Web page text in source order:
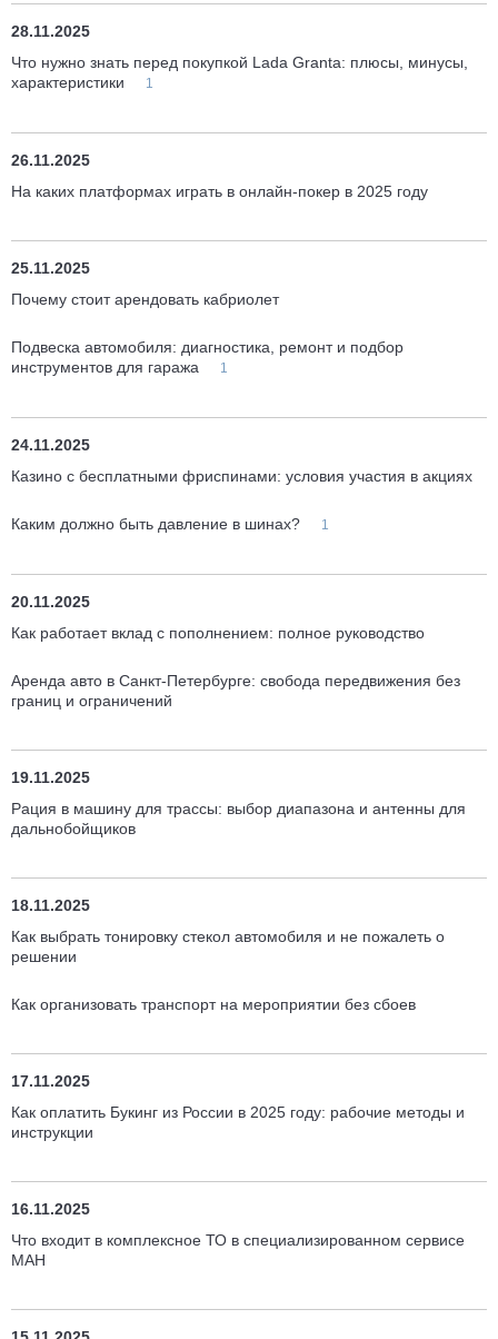
28.11.2025
Что нужно знать перед покупкой Lada Granta: плюсы, минусы,
характеристики
1
26.11.2025
На каких платформах играть в онлайн-покер в 2025 году
25.11.2025
Почему стоит арендовать кабриолет
Подвеска автомобиля: диагностика, ремонт и подбор
инструментов для гаража
1
24.11.2025
Казино с бесплатными фриспинами: условия участия в акциях
Каким должно быть давление в шинах? 1
20.11.2025
Как работает вклад с пополнением: полное руководство
Аренда авто в Санкт-Петербурге: свобода передвижения без
границ и ограничений
19.11.2025
Рация в машину для трассы: выбор диапазона и антенны для
дальнобойщиков
18.11.2025
Как выбрать тонировку стекол автомобиля и не пожалеть о
решении
Как организовать транспорт на мероприятии без сбоев
17.11.2025
Как оплатить Букинг из России в 2025 году: рабочие методы и
инструкции
16.11.2025
Что входит в комплексное ТО в специализированном сервисе
МАН